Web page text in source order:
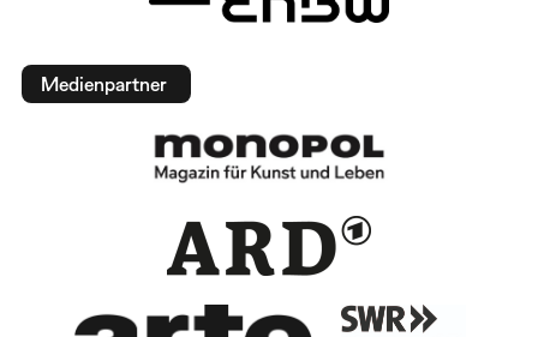
Medienpartner